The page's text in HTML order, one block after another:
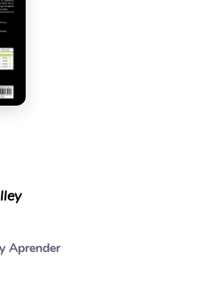
Aprender